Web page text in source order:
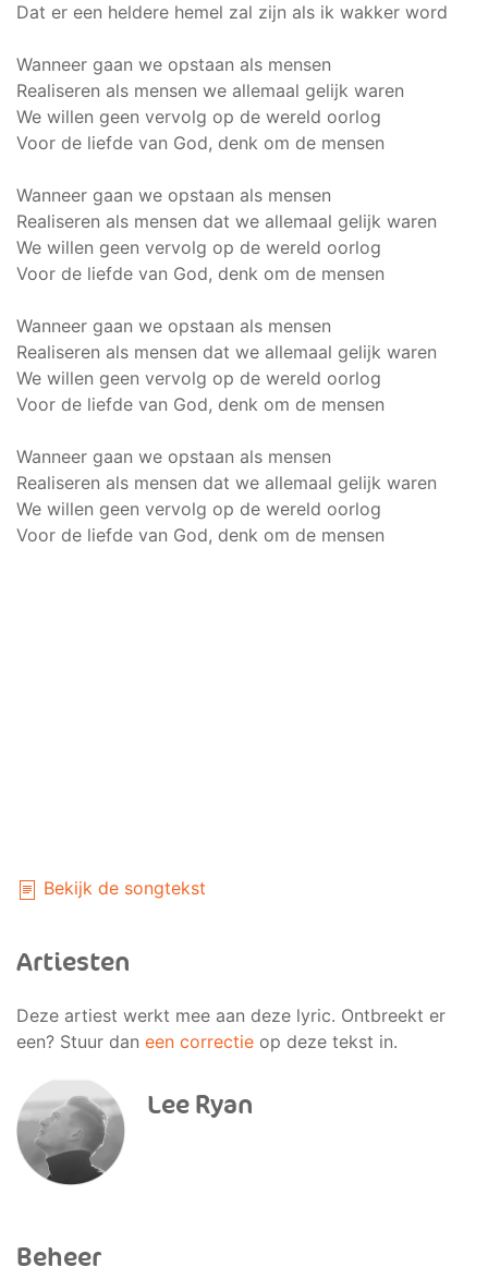
Dat er een heldere hemel zal zijn als ik wakker word
Wanneer gaan we opstaan als mensen
Realiseren als mensen we allemaal gelijk waren
We willen geen vervolg op de wereld oorlog
Voor de liefde van God, denk om de mensen
Wanneer gaan we opstaan als mensen
Realiseren als mensen dat we allemaal gelijk waren
We willen geen vervolg op de wereld oorlog
Voor de liefde van God, denk om de mensen
Wanneer gaan we opstaan als mensen
Realiseren als mensen dat we allemaal gelijk waren
We willen geen vervolg op de wereld oorlog
Voor de liefde van God, denk om de mensen
Wanneer gaan we opstaan als mensen
Realiseren als mensen dat we allemaal gelijk waren
We willen geen vervolg op de wereld oorlog
Voor de liefde van God, denk om de mensen
Bekijk de songtekst
Artiesten
Deze artiest werkt mee aan deze lyric. Ontbreekt er
een? Stuur dan een correctie op deze tekst in.
Lee Ryan
Beheer